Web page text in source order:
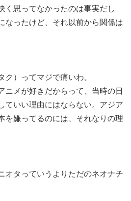
く思ってなかったのは事実だし
なったけど、それ以前から関係は
ク）ってマジで痛いわ。
ニメが好きだからって、当時の日
ていい理由にはならない。アジア
を嫌ってるのには、それなりの理
オタっていうよりただのネオナチ